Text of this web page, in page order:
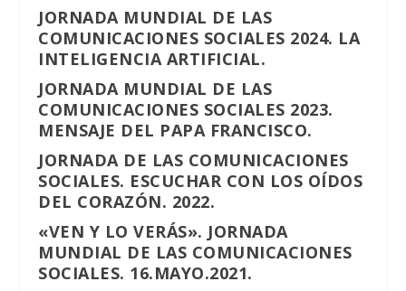
JORNADA MUNDIAL DE LAS
COMUNICACIONES SOCIALES 2024. LA
INTELIGENCIA ARTIFICIAL.
JORNADA MUNDIAL DE LAS
COMUNICACIONES SOCIALES 2023.
MENSAJE DEL PAPA FRANCISCO.
JORNADA DE LAS COMUNICACIONES
SOCIALES. ESCUCHAR CON LOS OÍDOS
DEL CORAZÓN. 2022.
«VEN Y LO VERÁS». JORNADA
MUNDIAL DE LAS COMUNICACIONES
SOCIALES. 16.MAYO.2021.